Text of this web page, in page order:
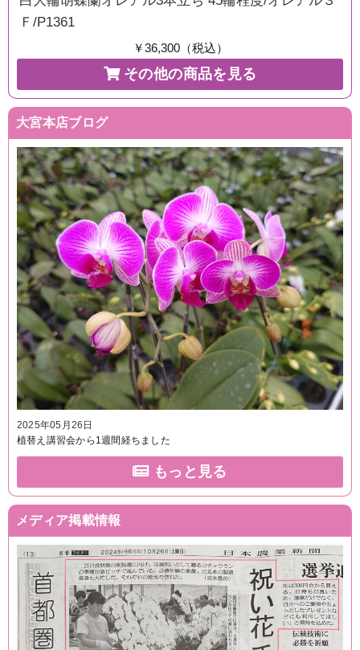
Ｆ/P1361
￥36,300（税込）
その他の商品を見る
大宮本店ブログ
2025年05月26日
植替え講習会から1週間経ちました
もっと見る
メディア掲載情報